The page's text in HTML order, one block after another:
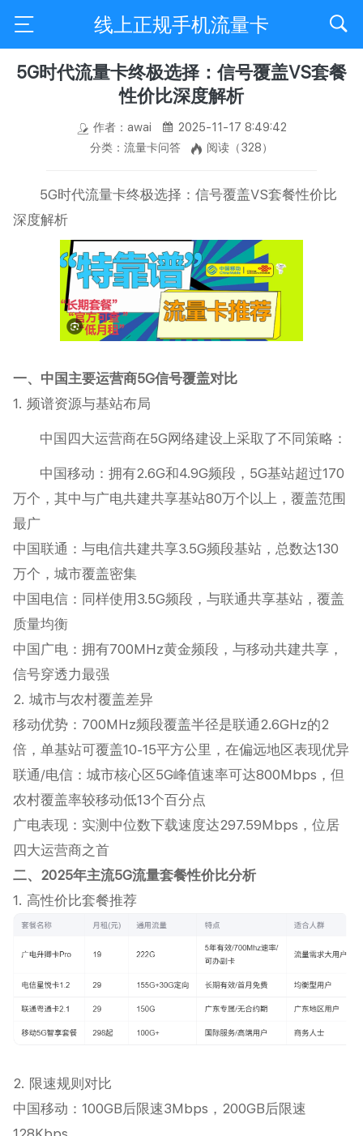
线上正规手机流量卡
5G时代流量卡终极选择：信号覆盖VS套餐
性价比深度解析
作者：awai
2025-11-17 8:49:42
分类：流量卡问答
阅读（328）
5G时代流量卡终极选择：信号覆盖VS套餐性价比
深度解析
一、中国主要运营商5G信号覆盖对比
1. 频谱资源与基站布局
中国四大运营商在5G网络建设上采取了不同策略：
中国移动‌：拥有2.6G和4.9G频段，5G基站超过170
万个，其中与广电共建共享基站80万个以上，覆盖范围
最广‌
中国联通‌：与电信共建共享3.5G频段基站，总数达130
万个，城市覆盖密集‌
中国电信‌：同样使用3.5G频段，与联通共享基站，覆盖
质量均衡‌
中国广电‌：拥有700MHz黄金频段，与移动共建共享，
信号穿透力最强‌
2. 城市与农村覆盖差异
移动优势‌：700MHz频段覆盖半径是联通2.6GHz的2
倍，单基站可覆盖10-15平方公里，在偏远地区表现优异‌
联通/电信‌：城市核心区5G峰值速率可达800Mbps，但
农村覆盖率较移动低13个百分点‌
广电表现‌：实测中位数下载速度达297.59Mbps，位居
四大运营商之首‌
二、2025年主流5G流量套餐性价比分析
1. 高性价比套餐推荐
2. 限速规则对比
中国移动‌：100GB后限速3Mbps，200GB后限速